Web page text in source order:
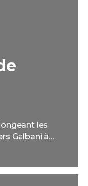
les
Galbani à